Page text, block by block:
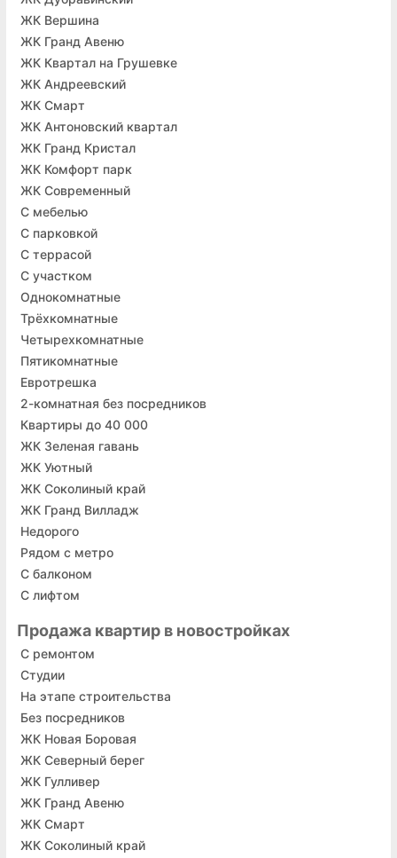
ЖК Вершина
ЖК Гранд Авеню
ЖК Квартал на Грушевке
ЖК Андреевский
ЖК Смарт
ЖК Антоновский квартал
ЖК Гранд Кристал
ЖК Комфорт парк
ЖК Современный
С мебелью
С парковкой
C террасой
С участком
Однокомнатные
Трёхкомнатные
Четырехкомнатные
Пятикомнатные
Евротрешка
2-комнатная без посредников
Квартиры до 40 000
ЖК Зеленая гавань
ЖК Уютный
ЖК Соколиный край
ЖК Гранд Вилладж
Недорого
Рядом с метро
С балконом
С лифтом
Продажа квартир в новостройках
C ремонтом
Cтудии
На этапе строительства
Без посредников
ЖК Новая Боровая
ЖК Северный берег
ЖК Гулливер
ЖК Гранд Авеню
ЖК Смарт
ЖК Соколиный край